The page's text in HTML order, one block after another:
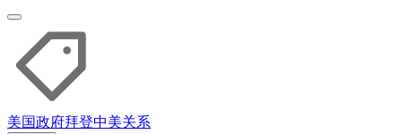
美国政府拜登中美关系